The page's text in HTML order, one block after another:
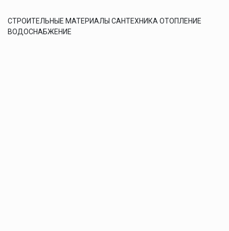
СТРОИТЕЛЬНЫЕ МАТЕРИАЛЫ САНТЕХНИКА ОТОПЛЕНИЕ
ВОДОСНАБЖЕНИЕ